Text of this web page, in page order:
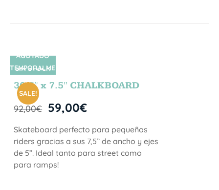
SIN STOCK
SALE!
AGOTADO
TEMPORALME
NTE
30.5″ x 7.5″ CHALKBOARD
92,00€ 59,00€
Skateboard perfecto para pequeños
riders gracias a sus 7,5” de ancho y ejes
de 5”. Ideal tanto para street como
para ramps!